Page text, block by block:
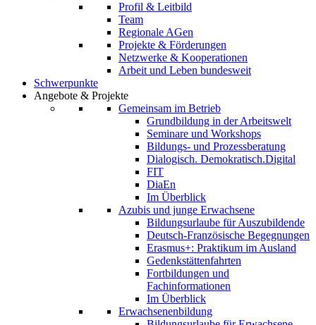
Profil & Leitbild
Team
Regionale AGen
Projekte & Förderungen
Netzwerke & Kooperationen
Arbeit und Leben bundesweit
Schwerpunkte
Angebote & Projekte
Gemeinsam im Betrieb
Grundbildung in der Arbeitswelt
Seminare und Workshops
Bildungs- und Prozessberatung
Dialogisch. Demokratisch.Digital
FIT
DiaEn
Im Überblick
Azubis und junge Erwachsene
Bildungsurlaube für Auszubildende
Deutsch-Französische Begegnungen
Erasmus+: Praktikum im Ausland
Gedenkstättenfahrten
Fortbildungen und
Fachinformationen
Im Überblick
Erwachsenenbildung